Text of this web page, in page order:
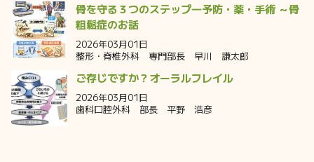
骨を守る３つのステップ―予防・薬・手術 ～骨
粗鬆症のお話
2026年03月01日
整形・脊椎外科 専門部長 早川 謙太郎
ご存じですか？オーラルフレイル
2026年03月01日
歯科口腔外科 部長 平野 浩彦